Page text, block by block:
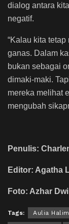
dialog antara
negatif.
“Kalau kita
ganas. Dalam
bukan sebagai
dimaki-maki.
mereka melihat
mengubah
Penulis:
Editor: Agatha
Foto: Azhar
Tags: Aulia